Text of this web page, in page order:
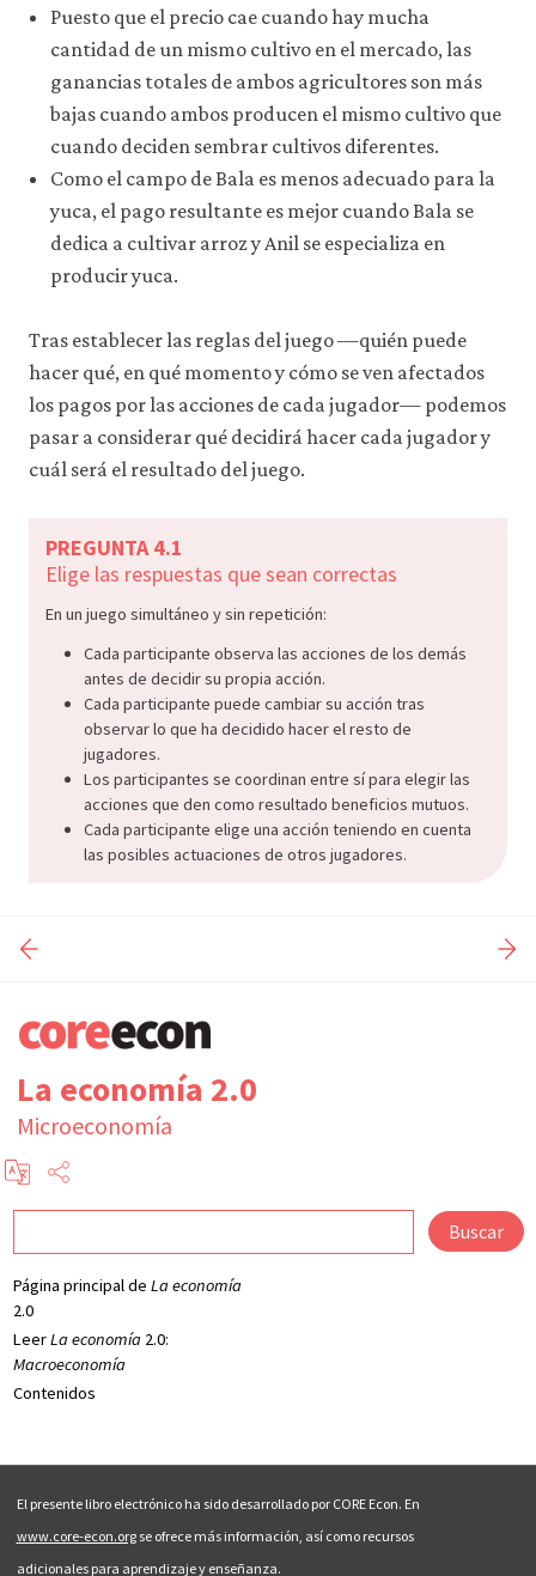
Puesto que el precio cae cuando hay mucha
cantidad de un mismo cultivo en el mercado, las
ganancias totales de ambos agricultores son más
bajas cuando ambos producen el mismo cultivo que
cuando deciden sembrar cultivos diferentes.
Como el campo de Bala es menos adecuado para la
yuca, el pago resultante es mejor cuando Bala se
dedica a cultivar arroz y Anil se especializa en
producir yuca.
Tras establecer las reglas del juego —quién puede
hacer qué, en qué momento y cómo se ven afectados
los pagos por las acciones de cada jugador— podemos
pasar a considerar qué decidirá hacer cada jugador y
cuál será el resultado del juego.
PREGUNTA 4.1
Elige las respuestas que sean correctas
En un juego simultáneo y sin repetición:
Cada participante observa las acciones de los demás
antes de decidir su propia acción.
Cada participante puede cambiar su acción tras
observar lo que ha decidido hacer el resto de
jugadores.
Los participantes se coordinan entre sí para elegir las
acciones que den como resultado beneficios mutuos.
Cada participante elige una acción teniendo en cuenta
las posibles actuaciones de otros jugadores.
La economía 2.0
Microeconomía
Página principal de La economía
2.0
LeerLa economía2.0:
Macroeconomía
Contenidos
El presente libro electrónico ha sido desarrollado por CORE Econ. En
www.core-econ.orgse ofrece más información, así como recursos
adicionales para aprendizaje y enseñanza.